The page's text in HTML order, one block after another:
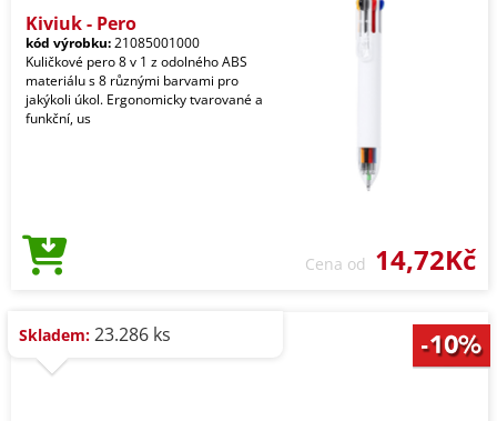
Kiviuk - Pero
kód výrobku:21085001000
Kuličkové pero 8 v 1 z odolného ABS
materiálu s 8 různými barvami pro
jakýkoli úkol. Ergonomicky tvarované a
funkční, us
Cena od 14,72Kč
Skladem: 23.286 ks